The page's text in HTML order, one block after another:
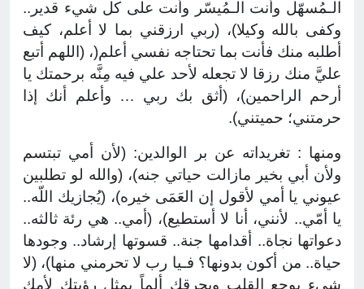
الـمُسهّل وأنت الـمُيسّر وأنت على كل شيء قدير..
وكفى بالله وكيلا)، (ربي ارزقني بما لا أعلم، كيف
أطلبه منك فأنت بما تحتاجه نفسي أعلم(، (اللهم أتبع
عليَّ منك رزقا لا تجعله لأحد علي فيه مِنَّه برحمتك يا
أرحم الراحمين)، (أثق بك ربي … وأعلم أنك إذا
حرمتني؛ حميتني).
ومنها : تغريداته عن بر الوالدين: (لأن أمي تبتسم
ولأن أبي بخير مازالت حياتي جنه)، (والله لو تطلبين
عيوني يا أمي لأقول إن العَمَى خيره)، (يُجازيك اللّه..
يا أمّي.. لأنني، أنا لا أستطيع)، (أمي.. هي رئة ثالثه..
دعواتها نجاة.. أقدامها جنة.. قسوتها إرشاد.. وجودها
حياة.. من أكون بدونها؟ فـيا رب لا تحرمني منها)، (لا
شيء يوجع القلب ويحرقك ألماً بمثل رؤيتك لأمك